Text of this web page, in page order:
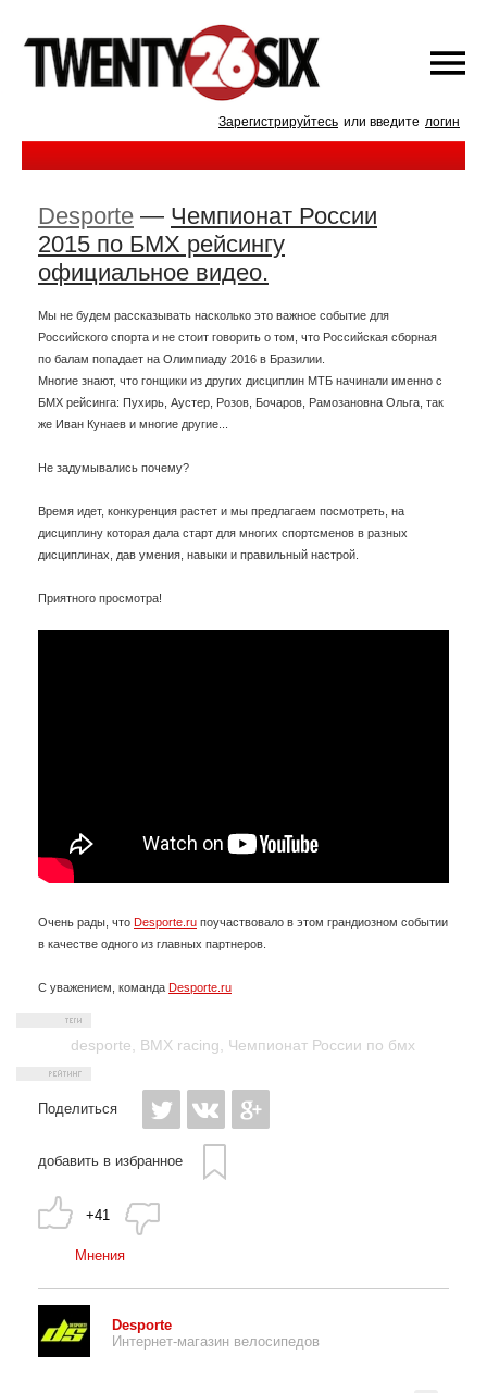
Зарегистрируйтесь или введите логин
Desporte — Чемпионат России
2015 по БМХ рейсингу
официальное видео.
Мы не будем рассказывать насколько это важное событие для
Российского спорта и не стоит говорить о том, что Российская сборная
по балам попадает на Олимпиаду 2016 в Бразилии.
Многие знают, что гонщики из других дисциплин МТБ начинали именно с
БМХ рейсинга: Пухирь, Аустер, Розов, Бочаров, Рамозановна Ольга, так
же Иван Кунаев и многие другие...
Не задумывались почему?
Время идет, конкуренция растет и мы предлагаем посмотреть, на
дисциплину которая дала старт для многих спортсменов в разных
дисциплинах, дав умения, навыки и правильный настрой.
Приятного просмотра!
Очень рады, что Desporte.ru поучаствовало в этом грандиозном событии
в качестве одного из главных партнеров.
С уважением, команда Desporte.ru
desporte BMX racing Чемпионат России по бмх
Поделиться
добавить в избранное
+41
Мнения
Desporte
Интернет-магазин велосипедов